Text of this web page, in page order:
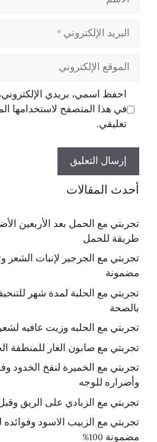
البريد
الإلكتروني
الموقع
الإلكتروني
احفظ اسمي، بريدي
في هذا المتصفح لاستخدامها
تعليقي.
أحدث المقالات
تجربتي مع الحمل بعد الأربعين
طريقة للحمل
تجربتي مع الجرجير لإنبات الشعر
مضمونة
تجربتي مع الحلبة لمدة شهر
بالصحة
تجربتي مع الحلبه وزيت عافيه
تجربتي مع صابون الغار للمنطقة
تجربتي مع الخميرة لنفخ الخدود
وأضراره للوجه
تجربتي مع الزبادي على الريق
تجربتي مع الزبيب الاسود وفوائده
مضمونة 100%